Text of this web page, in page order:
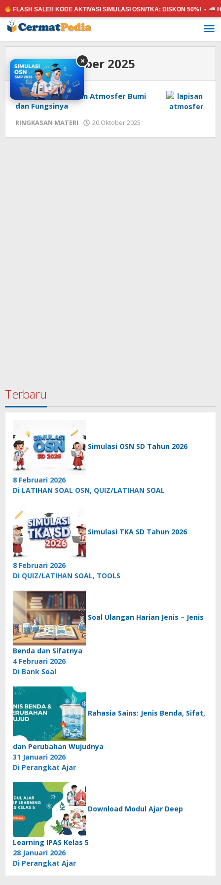
Lewati
ke
konten
FLASH SALE!! KODE AKTIVASI SIMULASI OSN/TKA:DISKON 50%! •
Bulan:Oktober 2025
Mengenal 5 Lapisan Atmosfer Bumi
dan Fungsinya
RINGKASAN MATERI 20 Oktober 2025
Terbaru
Simulasi OSN SD Tahun 2026
8 Februari 2026
Di LATIHAN SOAL OSN, QUIZ/LATIHAN SOAL
Simulasi TKA SD Tahun 2026
8 Februari 2026
Di QUIZ/LATIHAN SOAL, TOOLS
Soal Ulangan Harian Jenis – Jenis
Benda dan Sifatnya
4 Februari 2026
Di Bank Soal
Rahasia Sains: Jenis Benda, Sifat,
dan Perubahan Wujudnya
31 Januari 2026
Di Perangkat Ajar
Download Modul Ajar Deep
Learning IPAS Kelas 5
28 Januari 2026
Di Perangkat Ajar
×